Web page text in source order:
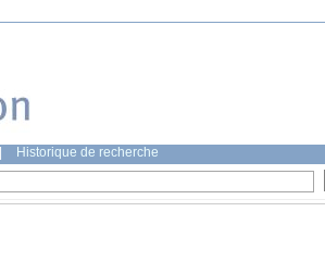
Historique de recherche